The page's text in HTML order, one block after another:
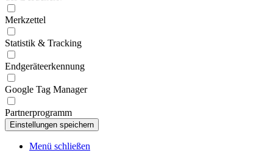
Merkzettel
Statistik & Tracking
Endgeräteerkennung
Google Tag Manager
Partnerprogramm
Menü schließen